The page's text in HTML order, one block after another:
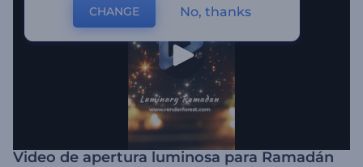
Video de apertura luminosa para Ramadán
CHANGE No, thanks